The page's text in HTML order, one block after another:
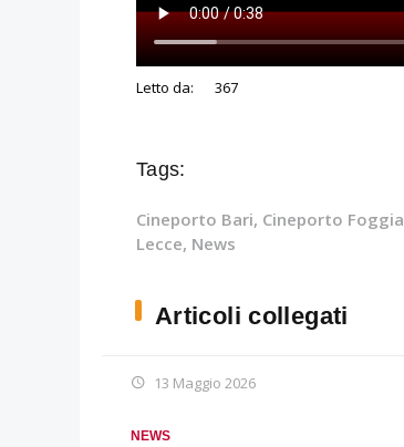
Letto da: 367
Tags:
Cineporto Bari, Cineporto Foggia
Lecce, News
Articoli collegati
13 Maggio 2026
NEWS